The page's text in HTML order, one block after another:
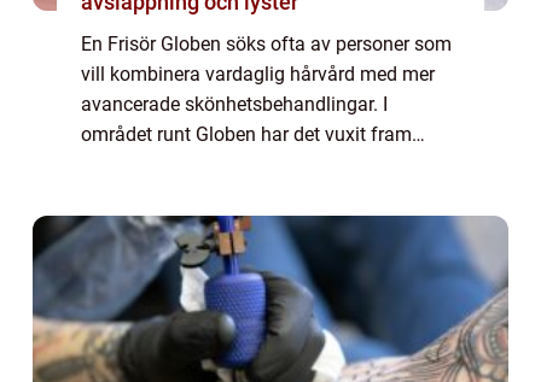
En Frisör Globen söks ofta av personer som
vill kombinera vardaglig hårvård med mer
avancerade skönhetsbehandlingar. I
området runt Globen har det vuxit fram